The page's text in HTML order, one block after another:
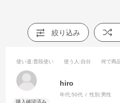
絞り込み
使い道:普段使い 使う人 :自分 何で商
hiro
年代:50代 性別:男性